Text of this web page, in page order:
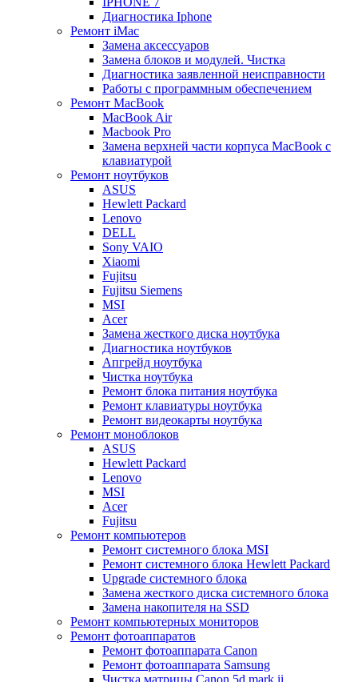
Диагностика Iphone
Ремонт iMac
Замена аксессуаров
Замена блоков и модулей. Чистка
Диагностика заявленной неисправности
Работы с программным обеспечением
Ремонт MacBook
MacBook Air
Macbook Pro
Замена верхней части корпуса MacBook с
клавиатурой
Ремонт ноутбуков
ASUS
Hewlett Packard
Lenovo
DELL
Sony VAIO
Xiaomi
Fujitsu
Fujitsu Siemens
MSI
Acer
Замена жесткого диска ноутбука
Диагностика ноутбуков
Апгрейд ноутбука
Чистка ноутбука
Ремонт блока питания ноутбука
Ремонт клавиатуры ноутбука
Ремонт видеокарты ноутбука
Ремонт моноблоков
ASUS
Hewlett Packard
Lenovo
MSI
Acer
Fujitsu
Ремонт компьютеров
Ремонт системного блока MSI
Ремонт системного блока Hewlett Packard
Upgrade системного блока
Замена жесткого диска системного блока
Замена накопителя на SSD
Ремонт компьютерных мониторов
Ремонт фотоаппаратов
Ремонт фотоаппарата Canon
Ремонт фотоаппарата Samsung
Чистка матрицы Canon 5d mark ii